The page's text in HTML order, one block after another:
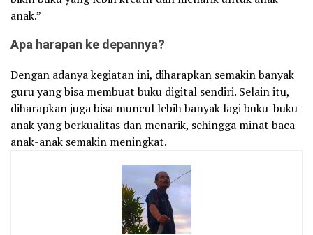
anak.”
Apa harapan ke depannya?
Dengan adanya kegiatan ini, diharapkan semakin banyak
guru yang bisa membuat buku digital sendiri. Selain itu,
diharapkan juga bisa muncul lebih banyak lagi buku-buku
anak yang berkualitas dan menarik, sehingga minat baca
anak-anak semakin meningkat.